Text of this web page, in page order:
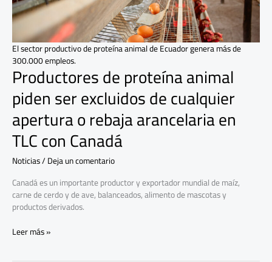
Productores de proteína animal
piden ser excluidos de cualquier
apertura o rebaja arancelaria en
TLC con Canadá
Noticias/Deja un comentario
Canadá es un importante productor y exportador mundial de maíz,
carne de cerdo y de ave, balanceados, alimento de mascotas y
productos derivados.
apertura
o
arancelaria
en
TLC
con
Canadá
Leer más »
El sector productivo de proteína animal de Ecuador genera más de
300.000 empleos.